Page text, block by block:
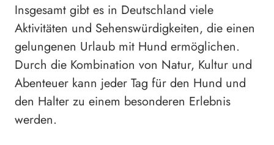
Insgesamt gibt es in Deutschland viele
Aktivitäten und Sehenswürdigkeiten, die einen
gelungenen Urlaub mit Hund ermöglichen.
Durch die Kombination von Natur, Kultur und
Abenteuer kann jeder Tag für den Hund und
den Halter zu einem besonderen Erlebnis
werden.